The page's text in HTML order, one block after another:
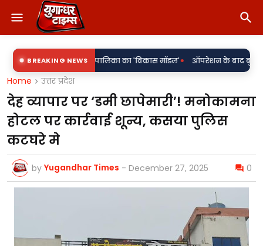
BREAKING NEWS
घेरे में नगर पालिका का 'विकास मॉडल'• ऑपरेशन के बाद बुझ गई जिंदगी,
Home उत्तर प्रदेश
देह व्यापार पर ‘डमी छापेमारी’! मनोकामना
होटल पर कार्रवाई शून्य, कसया पुलिस
कटघरे मे
by Yugandhar Times - December 27, 2025 0